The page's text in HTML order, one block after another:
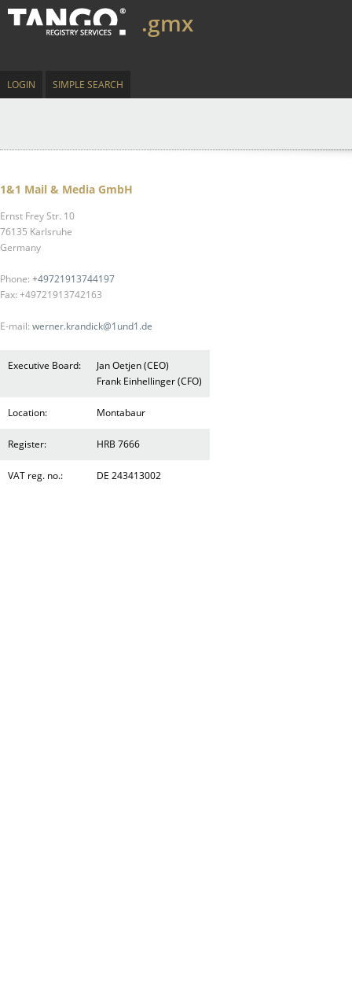
.gmx
LOGIN SIMPLE SEARCH
1&1 Mail & Media GmbH
Ernst Frey Str. 10
76135 Karlsruhe
Germany
Phone: +49721913744197
Fax: +49721913742163
E-mail: werner.krandick@1und1.de
Executive Board:
Jan Oetjen (CEO)
Frank Einhellinger (CFO)
Location: Montabaur
Register: HRB 7666
VAT reg. no.: DE 243413002